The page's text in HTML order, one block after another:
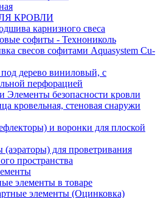
КРОВЛИ
карнизного свеса
софиты - Технониколь
свесов софитами Aquasystem Cu-
дерево виниловый, с
перфорацией
Элементы безопасности кровли
кровельная, стеновая снаружи
и воронки для плоской
(аэраторы) для проветривания
пространства
элементы в товаре
элементы (Оцинковка)